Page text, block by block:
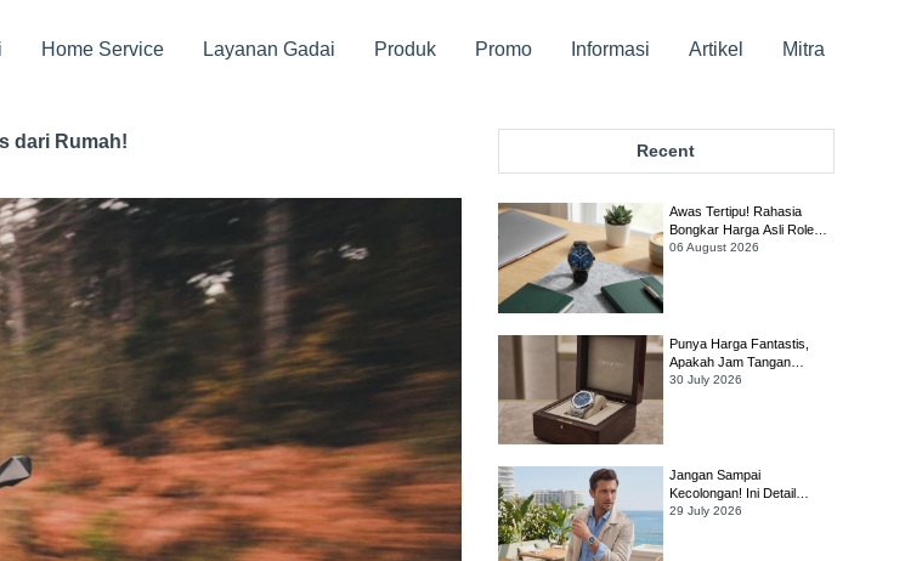
Home Service Layanan Gadai Produk Promo Informasi Artikel Mitra
dari Rumah! Recent
Awas Tertipu! Rahasia
Bongkar Harga Asli Rolex
Sky-Dweller Biar Gak Rugi
06 August 2026
Punya Harga Fantastis,
Apakah Jam Tangan
Audemars Piguet Royal
30 July 2026
Jangan Sampai
Kecolongan! Ini Detail
Penting yang Harus Dicek
29 July 2026